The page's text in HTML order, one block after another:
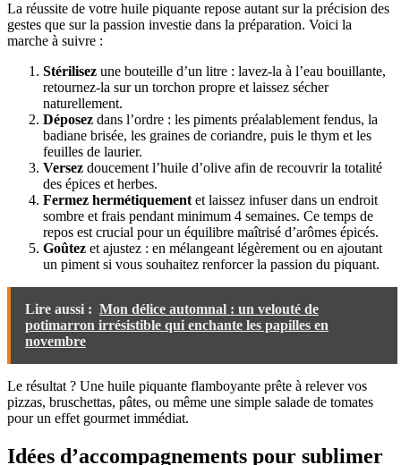
La réussite de votre huile piquante repose autant sur la précision des
gestes que sur la passion investie dans la préparation. Voici la
marche à suivre :
Stérilisez une bouteille d’un litre : lavez-la à l’eau bouillante,
retournez-la sur un torchon propre et laissez sécher
naturellement.
Déposez dans l’ordre : les piments préalablement fendus, la
badiane brisée, les graines de coriandre, puis le thym et les
feuilles de laurier.
Versez doucement l’huile d’olive afin de recouvrir la totalité
des épices et herbes.
Fermez hermétiquement et laissez infuser dans un endroit
sombre et frais pendant minimum 4 semaines. Ce temps de
repos est crucial pour un équilibre maîtrisé d’arômes épicés.
Goûtez et ajustez : en mélangeant légèrement ou en ajoutant
un piment si vous souhaitez renforcer la passion du piquant.
Lire aussi : Mon délice automnal : un velouté de
potimarron irrésistible qui enchante les papilles en
novembre
Le résultat ? Une huile piquante flamboyante prête à relever vos
pizzas, bruschettas, pâtes, ou même une simple salade de tomates
pour un effet gourmet immédiat.
Idées d’accompagnements pour sublimer